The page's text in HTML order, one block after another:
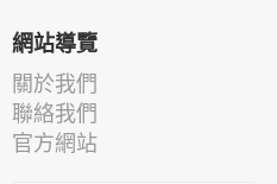
網站導覽
關於我們
聯絡我們
官方網站